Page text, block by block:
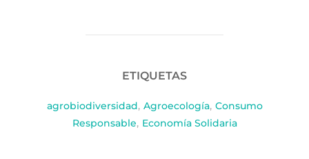
ETIQUETAS
agrobiodiversidad, Agroecología, Consumo
Responsable, Economía Solidaria